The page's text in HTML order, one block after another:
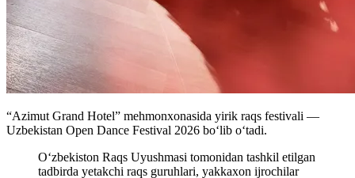
“Azimut Grand Hotel” mehmonxonasida yirik raqs festivali —
Uzbekistan Open Dance Festival 2026 boʻlib oʻtadi.
Oʻzbekiston Raqs Uyushmasi tomonidan tashkil etilgan
tadbirda yetakchi raqs guruhlari, yakkaxon ijrochilar